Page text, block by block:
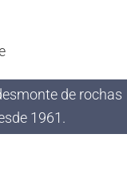
de rochas
1961.